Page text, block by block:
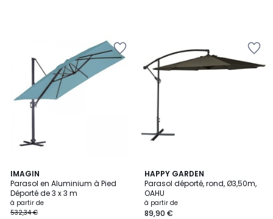
IMAGIN
Parasol en Aluminium à Pied
Déporté de 3 x 3 m
à partir de
532,34 €
1
/
5
3
Couleurs
HAPPY GARDEN
Parasol déporté, rond, Ø3,50m,
OAHU
à partir de
89,90 €
2,8
/ 5
2
Couleurs